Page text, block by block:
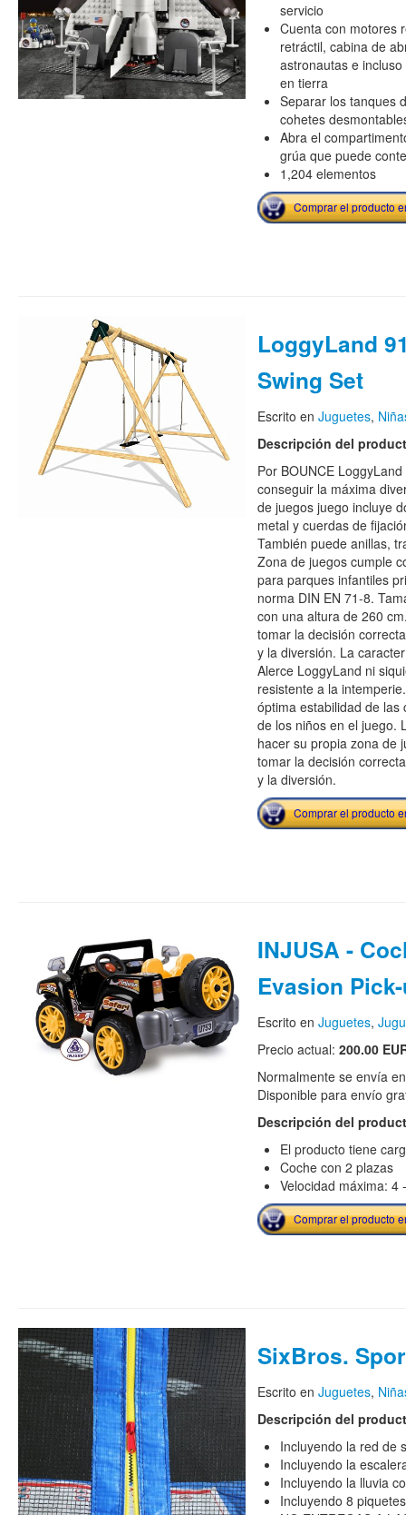
servicio
Cuenta con motores
retráctil, cabina de
astronautas e
en tierra
Separar los tanques
cohetes
Abra el
grúa que puede
1,204 elementos
Comprar el producto
LoggyLand
Swing Set
Escrito en Juguetes,
Descripción del
Por BOUNCE
conseguir la máxima
de juegos juego incluye
metal y cuerdas de
También puede anillas,
Zona de juegos cumple
para parques infantiles
norma DIN EN 71-8.
con una altura de 260
tomar la decisión
y la diversión. La
Alerce LoggyLand ni
resistente a la
óptima estabilidad de
de los niños en el juego.
hacer su propia zona de
tomar la decisión
y la diversión.
Comprar el producto
INJUSA -
Evasion
Escrito en Juguetes,
Precio actual: 200.00
Normalmente se envía
Disponible para envío
Descripción del
El producto tiene
Coche con 2 plazas
Velocidad máxima: 4
Comprar el producto
SixBros.
Escrito en Juguetes,
Descripción del
Incluyendo la red de
Incluyendo la
Incluyendo la lluvia
Incluyendo 8 piquetes